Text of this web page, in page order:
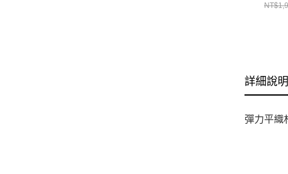
詳細說明
彈力平織